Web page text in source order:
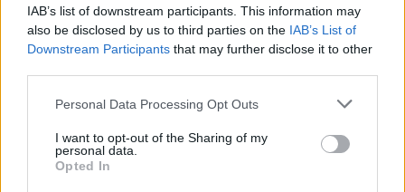
IAB’s list of downstream participants. This information may
also be disclosed by us to third parties on the IAB’s List of
Downstream Participants that may further disclose it to other
Personal Data Processing Opt Outs
I want to opt-out of the Sharing of my
personal data.
Opted In
Néhány diák unortodox módszerekkel próbálkozott, hogy jól
sikerüljenek a vizsgák, de vannak, akiknek nem jöttek be a
kívánságaik.